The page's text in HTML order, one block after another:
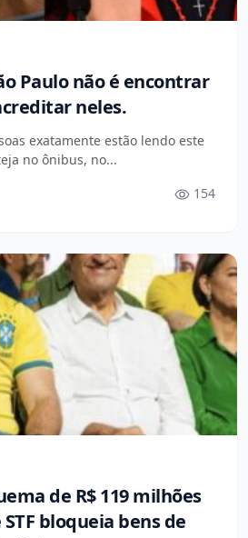
Paulo não é encontrar
neles.
exatamente estão lendo este
no ônibus, no...
154
de R$ 119 milhões
bloqueia bens de